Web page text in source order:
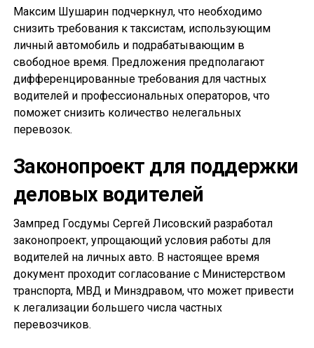
Максим Шушарин подчеркнул, что необходимо
снизить требования к таксистам, использующим
личный автомобиль и подрабатывающим в
свободное время. Предложения предполагают
дифференцированные требования для частных
водителей и профессиональных операторов, что
поможет снизить количество нелегальных
перевозок.
Законопроект для поддержки
деловых водителей
Зампред Госдумы Сергей Лисовский разработал
законопроект, упрощающий условия работы для
водителей на личных авто. В настоящее время
документ проходит согласование с Министерством
транспорта, МВД и Минздравом, что может привести
к легализации большего числа частных
перевозчиков.